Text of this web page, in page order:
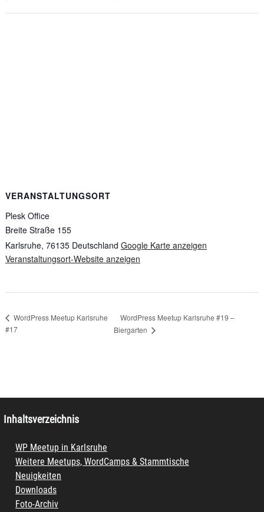
VERANSTALTUNGSORT
Plesk Office
Breite Straße 155
Karlsruhe, 76135 Deutschland Google Karte anzeigen
Veranstaltungsort-Website anzeigen
WordPress Meetup Karlsruhe
#17
WordPress Meetup Karlsruhe #19 –
Biergarten
Inhaltsverzeichnis
WP Meetup in Karlsruhe
Weitere Meetups, WordCamps & Stammtische
Neuigkeiten
Downloads
Foto-Archiv